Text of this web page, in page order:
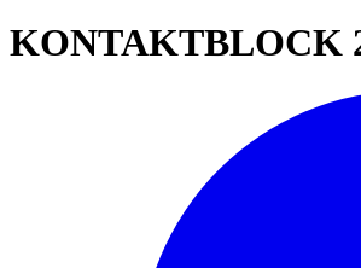
KONTAKTBLOCK